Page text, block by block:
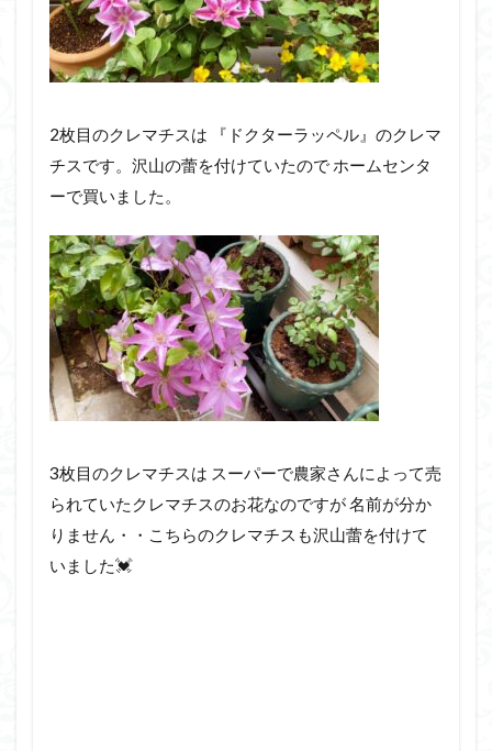
2枚目のクレマチスは 『ドクターラッペル』のクレマ
チスです。沢山の蕾を付けていたので ホームセンタ
ーで買いました。
3枚目のクレマチスは スーパーで農家さんによって売
られていたクレマチスのお花なのですが 名前が分か
りません・・こちらのクレマチスも沢山蕾を付けて
いました💓